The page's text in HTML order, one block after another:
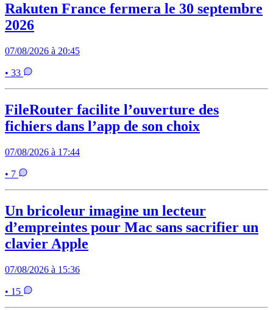
Rakuten France fermera le 30 septembre
2026
07/08/2026 à 20:45
• 33
FileRouter facilite l’ouverture des
fichiers dans l’app de son choix
07/08/2026 à 17:44
• 7
Un bricoleur imagine un lecteur
d’empreintes pour Mac sans sacrifier un
clavier Apple
07/08/2026 à 15:36
• 15